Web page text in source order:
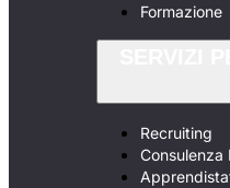
Formazione
Recruiting
Consulenza